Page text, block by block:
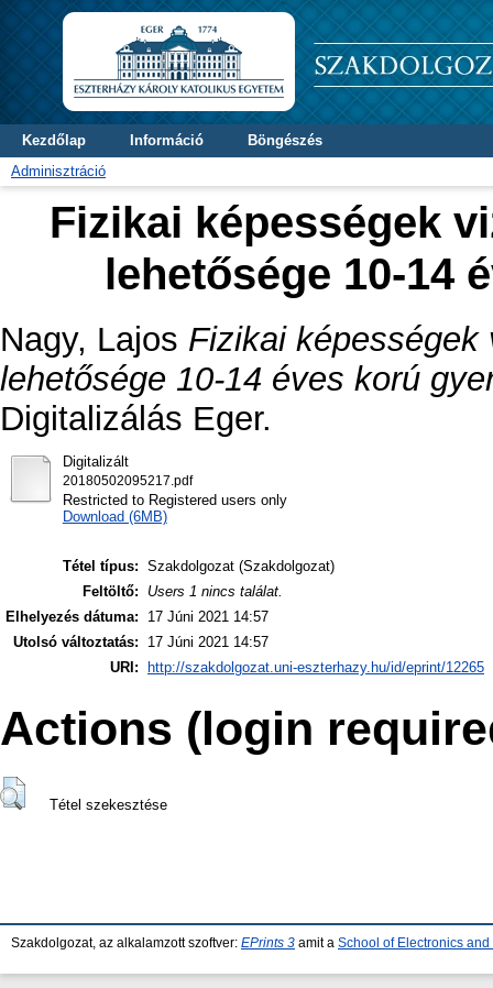
Kezdőlap Információ
Böngészés
Adminisztráció
Fizikai képességek
lehetősége 10-14
Nagy, Lajos Fizikai
lehetősége 10-14 éves korú
Digitalizálás Eger.
Digitalizált
20180502095217.pdf
Restricted to Registered users only
Download (6MB)
Tétel típus: Szakdolgozat (Szakdolgozat)
Feltöltő:
Users 1 nincs találat.
Elhelyezés dátuma:
17 Júni 2021 14:57
Utolsó változtatás:
17 Júni 2021 14:57
URI:
http://szakdolgozat.uni-eszterhazy.hu/id/eprint/12265
Actions (login
Tétel szekesztése
Szakdolgozat, az alkalamzott szoftver: EPrints 3 amit a School of Electronics